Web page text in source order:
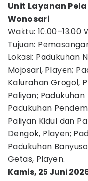
Unit Layanan
Wonosari
Waktu: 10.00–13.00
Tujuan:
Lokasi: Padukuhan
Mojosari, Playen;
Kalurahan Grogol,
Paliyan;
Padukuhan
Paliyan Kidul dan
Dengok, Playen;
Padukuhan
Getas, Playen.
Kamis, 25 Juni